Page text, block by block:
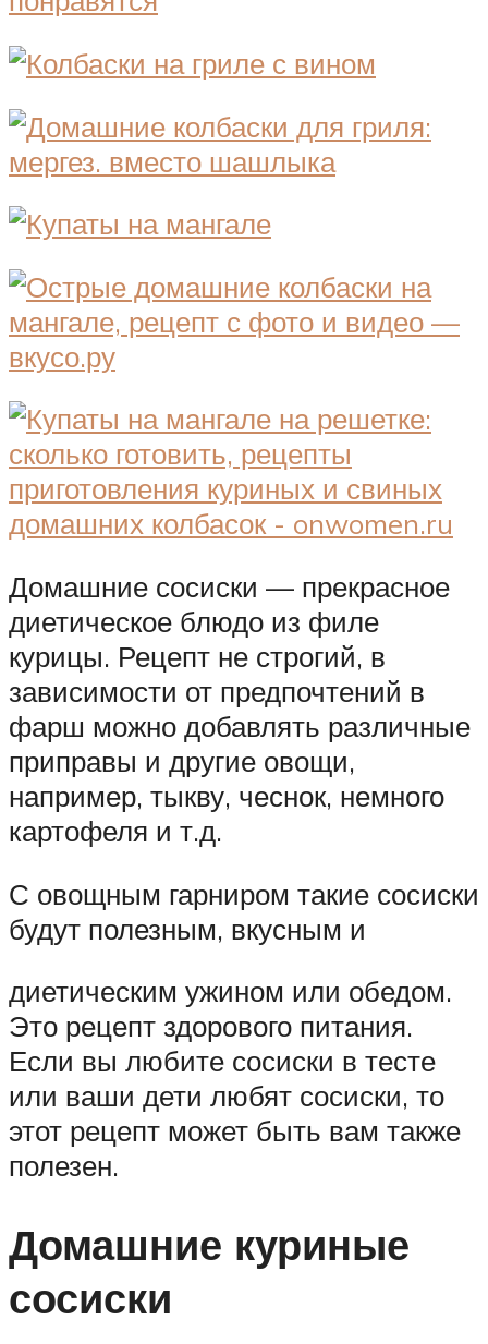
Домашние сосиски — прекрасное
диетическое блюдо из филе
курицы. Рецепт не строгий, в
зависимости от предпочтений в
фарш можно добавлять различные
приправы и другие овощи,
например, тыкву, чеснок, немного
картофеля и т.д.
С овощным гарниром такие сосиски
будут полезным, вкусным и
диетическим ужином или обедом.
Это рецепт здорового питания.
Если вы любите сосиски в тесте
или ваши дети любят сосиски, то
этот рецепт может быть вам также
полезен.
Домашние куриные
сосиски